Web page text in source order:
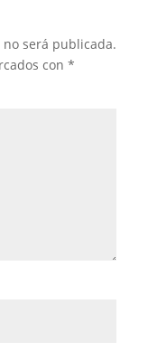
será publicada.
con *